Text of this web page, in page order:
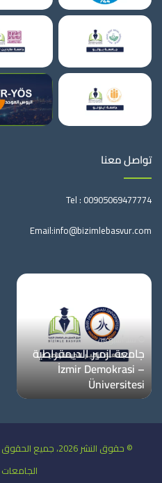
تواصل معنا
Tel : 00905069477774
Email:info@bizimlebasvur.com
منذ أسبوعين
جامعة ازمير الديمقراطية
– İzmir Demokrasi
Üniversitesi
© حقوق النشر
الجامعات